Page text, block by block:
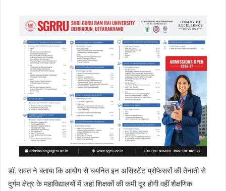
डॉ. रावत ने बताया कि आयोग से चयनित इन असिस्टेंट प्रोफेसरों की तैनाती से
दुर्गम क्षेत्र के महाविद्यालयों में जहां शिक्षकों की कमी दूर होगी वहीं शैक्षणिक